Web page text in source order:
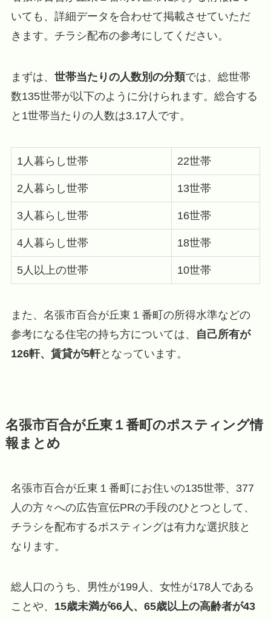
いても、詳細データを合わせて掲載させていただ
きます。チラシ配布の参考にしてください。
まずは、 世帯当たりの人数別の分類では、総世帯
数135世帯が以下のように分けられます。総合する
と1世帯当たりの人数は3.17人です。
1人暮らし世帯 22世帯
2人暮らし世帯 13世帯
3人暮らし世帯 16世帯
4人暮らし世帯 18世帯
5人以上の世帯 10世帯
また、名張市百合が丘東１番町の所得水準などの
参考になる住宅の持ち方については、
自己所有が
126軒、賃貸が5軒となっています。
名張市百合が丘東１番町のポスティング情
報まとめ
名張市百合が丘東１番町にお住いの135世帯、377
人の方々への広告宣伝PRの手段のひとつとして、
チラシを配布するポスティングは有力な選択肢と
なります。
総人口のうち、男性が199人、女性が178人である
ことや、 15歳未満が66人、65歳以上の高齢者が43